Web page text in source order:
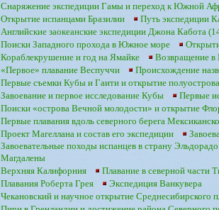
Снаряжение экспедиции Гамы и переход к Южной
Открытие испанцами Бразилии
Путь экспедиции
Английские заокеанские экспедиции Джона Кабота
Поиски Западного прохода в Южное море
Кораблекрушение и год на Ямайке
Возвращение
«Первое» плавание Веспуччи
Происхождение
Первые съемки Кубы и Гаити и открытие
Завоевание и первое исследование Кубы
Первые
Поиски «острова Вечной молодости» и открытие
Первые плавания вдоль северного берега
Проект Магеллана и состав его экспедиции
Завоевательные походы испанцев в страну
Магдалены
Верхняя Калифорния
Плавание в северной части
Плавания Роберта Грея
Экспедиция Ванкувера
Чекановский и научное открытие Среднесибирского